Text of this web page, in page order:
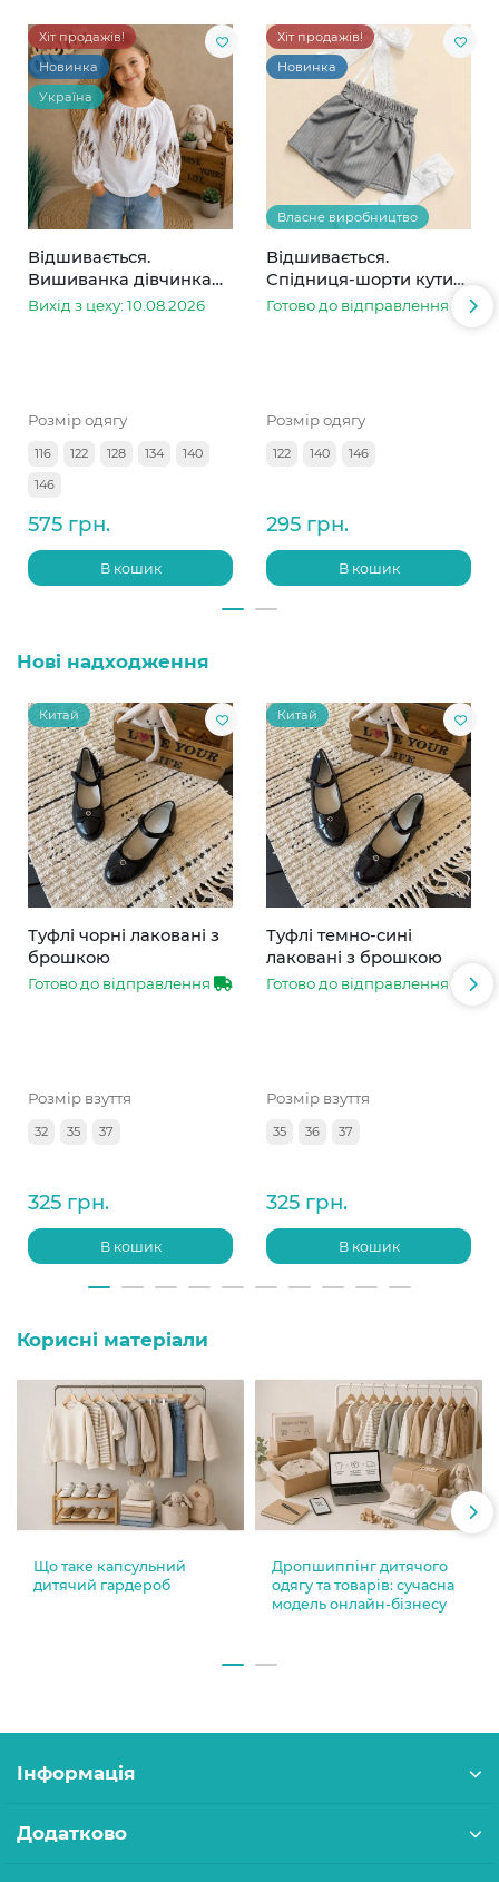
Хіт продажів!
Новинка
Україна
Відшивається.
Вишиванка дівчинка
колоски
Вихід з цеху: 10.08.2026
Розмір одягу
116 122 128 134
140
146
575 грн.
В кошик
Хіт продажів!
Новинка
Власне виробництво
Відшивається.
Спідниця-шорти кутик
сіра в смужку
Готово до відправлення
Розмір одягу
122 140 146
295 грн.
В кошик
Нові надходження
Китай
Туфлі чорні лаковані з
брошкою
Готово до відправлення
Розмір взуття
32 35 37
325 грн.
В кошик
Китай
Туфлі темно-сині
лаковані з брошкою
Готово до відправлення
Розмір взуття
35 36 37
325 грн.
В кошик
Корисні матеріали
Що таке капсульний
дитячий гардероб
Дропшиппінг дитячого
одягу та товарів: сучасна
модель онлайн-бізнесу
Інформація
Додатково